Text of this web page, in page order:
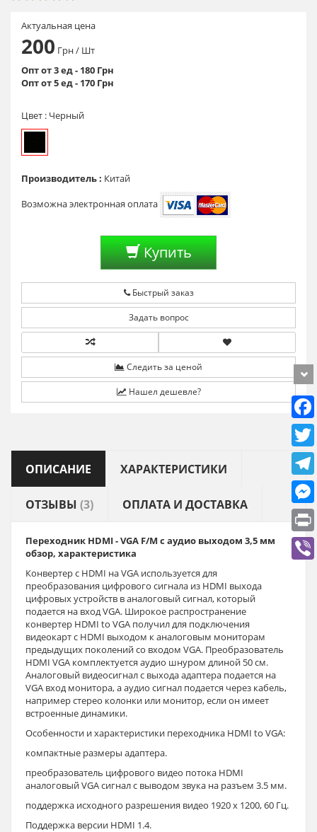
Актуальная цена
200 Грн/ Шт
Опт от 3 ед - 180 Грн
Опт от 5 ед - 170 Грн
Цвет : Черный
Производитель : Китай
Возможна электронная оплата
Купить
Быстрый заказ
Задать вопрос
Следить за ценой
Нашел дешевле?
ОПИСАНИЕ ХАРАКТЕРИСТИКИ
ОТЗЫВЫ (3) ОПЛАТА И ДОСТАВКА
Переходник HDMI - VGA F/M с аудио выходом 3,5 мм
обзор, характеристика
Конвертер с HDMI на VGA используется для
преобразования цифрового сигнала из HDMI выхода
цифровых устройств в аналоговый сигнал, который
подается на вход VGA. Широкое распространение
конвертер HDMI to VGA получил для подключения
видеокарт с HDMI выходом к аналоговым мониторам
предыдущих поколений со входом VGA. Преобразователь
HDMI VGA комплектуется аудио шнуром длиной 50 см.
Аналоговый видеосигнал с выхода адаптера подается на
VGA вход монитора, а аудио сигнал подается через кабель,
например стерео колонки или монитор, если он имеет
встроенные динамики.
Особенности и характеристики переходника HDMI to VGA:
компактные размеры адаптера.
преобразователь цифрового видео потока HDMI
аналоговый VGA сигнал с выводом звука на разъем 3.5 мм.
поддержка исходного разрешения видео 1920 x 1200, 60 Гц.
Поддержка версии HDMI 1.4.